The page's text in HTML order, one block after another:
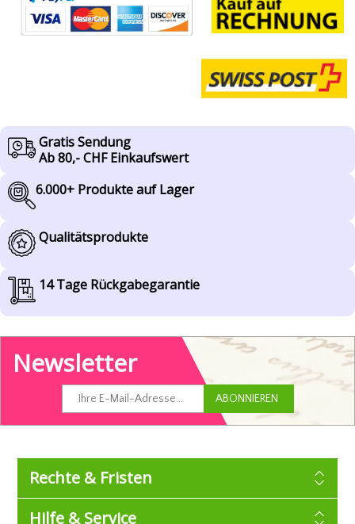
Gratis Sendung
Ab 80,- CHF Einkaufswert
6.000+ Produkte auf Lager
Qualitätsprodukte
14 Tage Rückgabegarantie
Newsletter
Rechte & Fristen
Hilfe & Service